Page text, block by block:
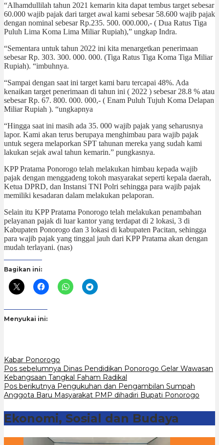
“Alhamdullilah tahun 2021 kemarin kita dapat tembus target sebesar
60.000 wajib pajak dari target awal kami sebesar 58.600 wajib pajak
dengan nominal sebesar Rp.235. 500. 000.000,- ( Dua Ratus Tiga
Puluh Lima Koma Lima Miliar Rupiah),” ungkap Indra.
“Sementara untuk tahun 2022 ini kita menargetkan penerimaan
sebesar Rp. 303. 300. 000. 000. (Tiga Ratus Tiga Koma Tiga Miliar
Rupiah). “imbuhnya.
“Sampai dengan saat ini target kami baru tercapai 48%. Ada
kenaikan target penerimaan di tahun ini ( 2022 ) sebesar 28.8 % atau
sebesar Rp. 67. 800. 000. 000,- ( Enam Puluh Tujuh Koma Delapan
Miliar Rupiah ). “ungkapnya
“Hingga saat ini masih ada 35. 000 wajib pajak yang seharusnya
lapor. Kami akan terus berupaya menghimbau para wajib pajak
untuk segera melaporkan SPT tahunan mereka yang sudah kami
lakukan sejak awal tahun kemarin.” pungkasnya.
KPP Pratama Ponorogo telah melakukan himbau kepada wajib
pajak dengan menggadeng tokoh masyarakat seperti kepala daerah,
Ketua DPRD, dan Instansi TNI Polri sehingga para wajib pajak
memiliki kesadaran dalam melakukan pelaporan.
Selain itu KPP Pratama Ponorogo telah melakukan penambahan
pelayanan pajak di luar kantor yang terdapat di 2 lokasi, 3 di
Kabupaten Ponorogo dan 3 lokasi di kabupaten Pacitan, sehingga
para wajib pajak yang tinggal jauh dari KPP Pratama akan dengan
mudah terlayani. (nas)
Bagikan ini:
Menyukai ini:
Kabar Ponorogo
Navigasi
pos
Pos sebelumnya Dinas Pendidikan Ponorogo Gelar Wawasan
Kebangsaan Tangkal Faham Radikal
Pos berikutnya Pengukuhan dan Pengambilan Sumpah
Anggota Baru Masyarakat PMP dihadiri Bupati Ponorogo
Ekonomi, Sosial dan Budaya